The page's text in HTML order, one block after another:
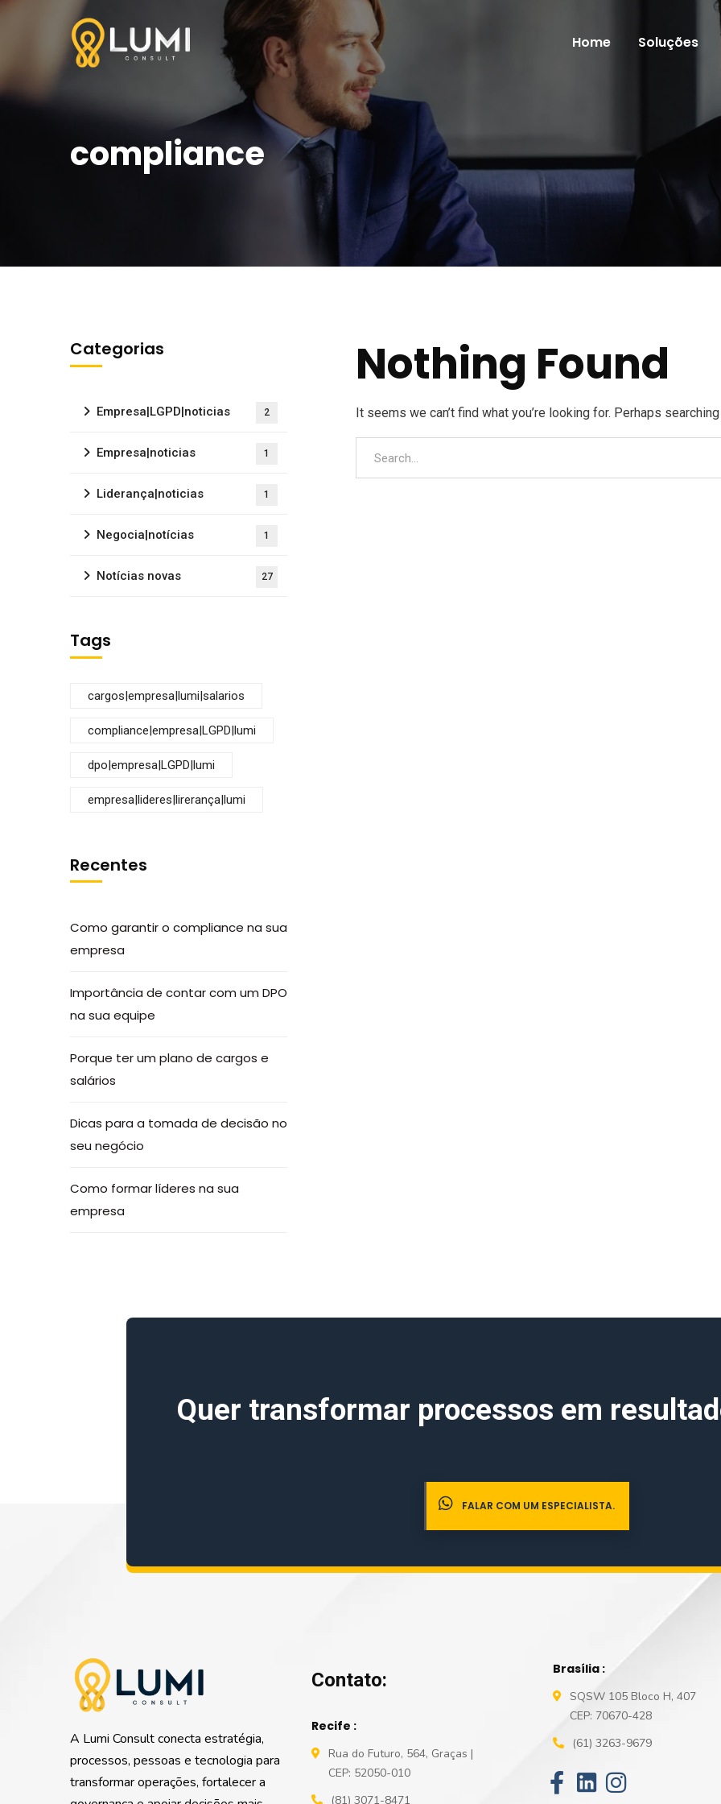
Home Soluções
compliance
Nothing Found
It seems we can’t find what you’re looking for. Perhaps
Categorias
Empresa|LGPD|noticias 2
Empresa|noticias 1
Liderança|noticias 1
Negocia|notícias 1
Notícias novas 27
Tags
cargos|empresa|lumi|salarios
compliance|empresa|LGPD|lumi
dpo|empresa|LGPD|lumi
empresa|lideres|lirerança|lumi
Recentes
Como garantir o compliance na sua
empresa
Importância de contar com um DPO
na sua equipe
Porque ter um plano de cargos e
salários
Dicas para a tomada de decisão no
seu negócio
Como formar líderes na sua
empresa
Quer transformar processos em
FALAR COM UM ESPECIALISTA.
);
A Lumi Consult conecta estratégia,
processos, pessoas e tecnologia para
transformar operações, fortalecer a
Contato:
Recife :
Rua do Futuro, 564, Graças |
CEP: 52050-010
(81) 3071-8471
Brasília :
SQSW 105 Bloco H, 407
CEP: 70670-428
(61) 3263-9679